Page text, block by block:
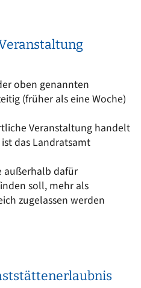
oben genannten
(früher als eine Woche)
Veranstaltung handelt
das Landratsamt
außerhalb dafür
soll, mehr als
zugelassen werden